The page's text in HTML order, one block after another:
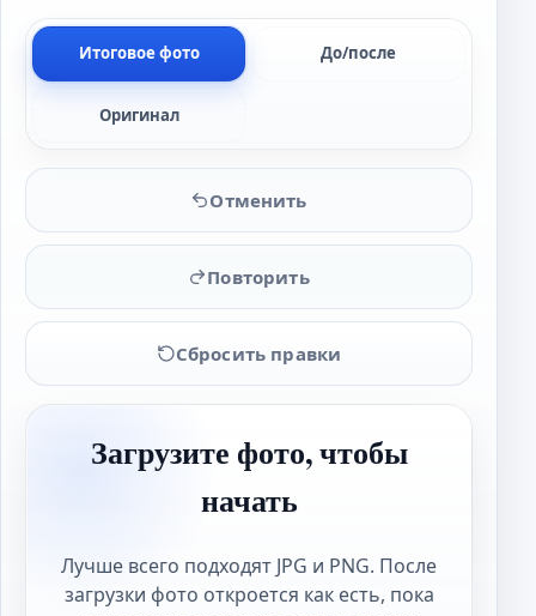
Итоговое фото До/после
Оригинал
Отменить
Повторить
Сбросить правки
Загрузите фото, чтобы
начать
Лучше всего подходят JPG и PNG. После
загрузки фото откроется как есть, пока